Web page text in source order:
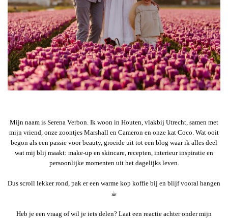
Mijn naam is Serena Verbon. Ik woon in Houten, vlakbij Utrecht, samen met
mijn vriend, onze zoontjes Marshall en Cameron en onze kat Coco. Wat ooit
begon als een passie voor beauty, groeide uit tot een blog waar ik alles deel
wat mij blij maakt: make-up en skincare, recepten, interieur inspiratie en
persoonlijke momenten uit het dagelijks leven.
Dus scroll lekker rond, pak er een warme kop koffie bij en blijf vooral hangen
☕︎
Heb je een vraag of wil je iets delen? Laat een reactie achter onder mijn